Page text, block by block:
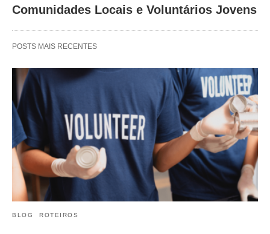
Comunidades Locais e Voluntários Jovens
POSTS MAIS RECENTES
BLOG ROTEIROS